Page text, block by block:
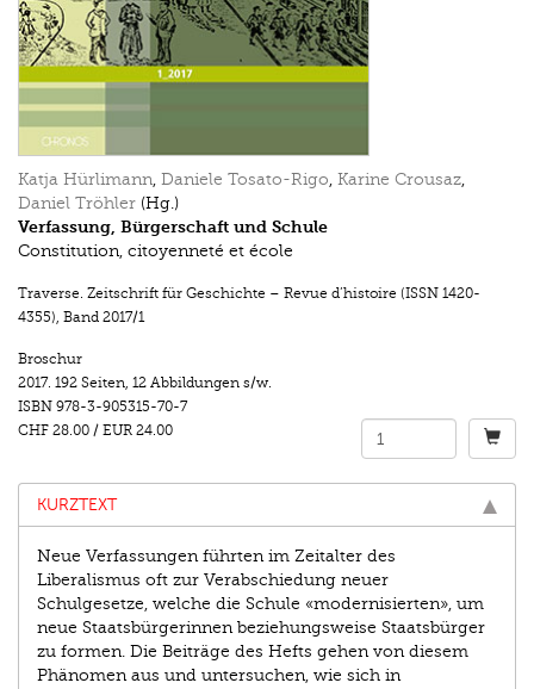
Katja Hürlimann, Daniele Tosato-Rigo, Karine Crousaz,
Daniel Tröhler (Hg.)
Verfassung, Bürgerschaft und Schule
Constitution, citoyenneté et école
Traverse. Zeitschrift für Geschichte – Revue d’histoire (ISSN 1420-
4355), Band 2017/1
Broschur
2017. 192 Seiten, 12 Abbildungen s/w.
ISBN 978-3-905315-70-7
CHF 28.00 / EUR 24.00
KURZTEXT
Neue Verfassungen führten im Zeitalter des
Liberalismus oft zur Verabschiedung neuer
Schulgesetze, welche die Schule «modernisierten», um
neue Staatsbürgerinnen beziehungsweise Staatsbürger
zu formen. Die Beiträge des Hefts gehen von diesem
Phänomen aus und untersuchen, wie sich in